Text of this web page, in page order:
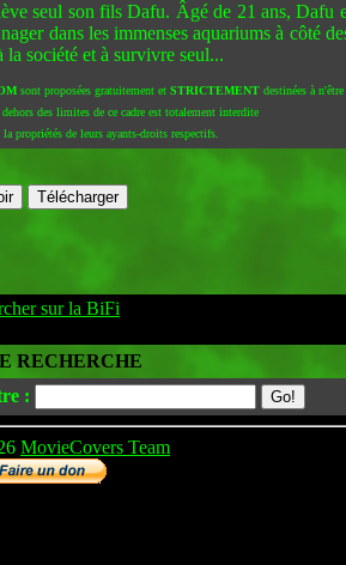
seul son fils Dafu. Âgé de 21 ans, Dafu
dans les immenses aquariums à côté
la société et à survivre seul...
sont proposées gratuitement et STRICTEMENTdestinées à
des limites de ce cadre est totalement interdite
propriétés de leurs ayants-droits respectifs.
sur la BiFi
RECHERCHE
:
MovieCovers Team